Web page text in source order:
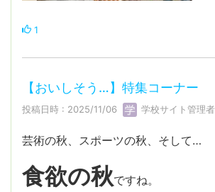
1
【おいしそう…】特集コーナー
投稿日時 : 2025/11/06 学校サイト管理者
芸術の秋、スポーツの秋、そして…
食欲の秋ですね。